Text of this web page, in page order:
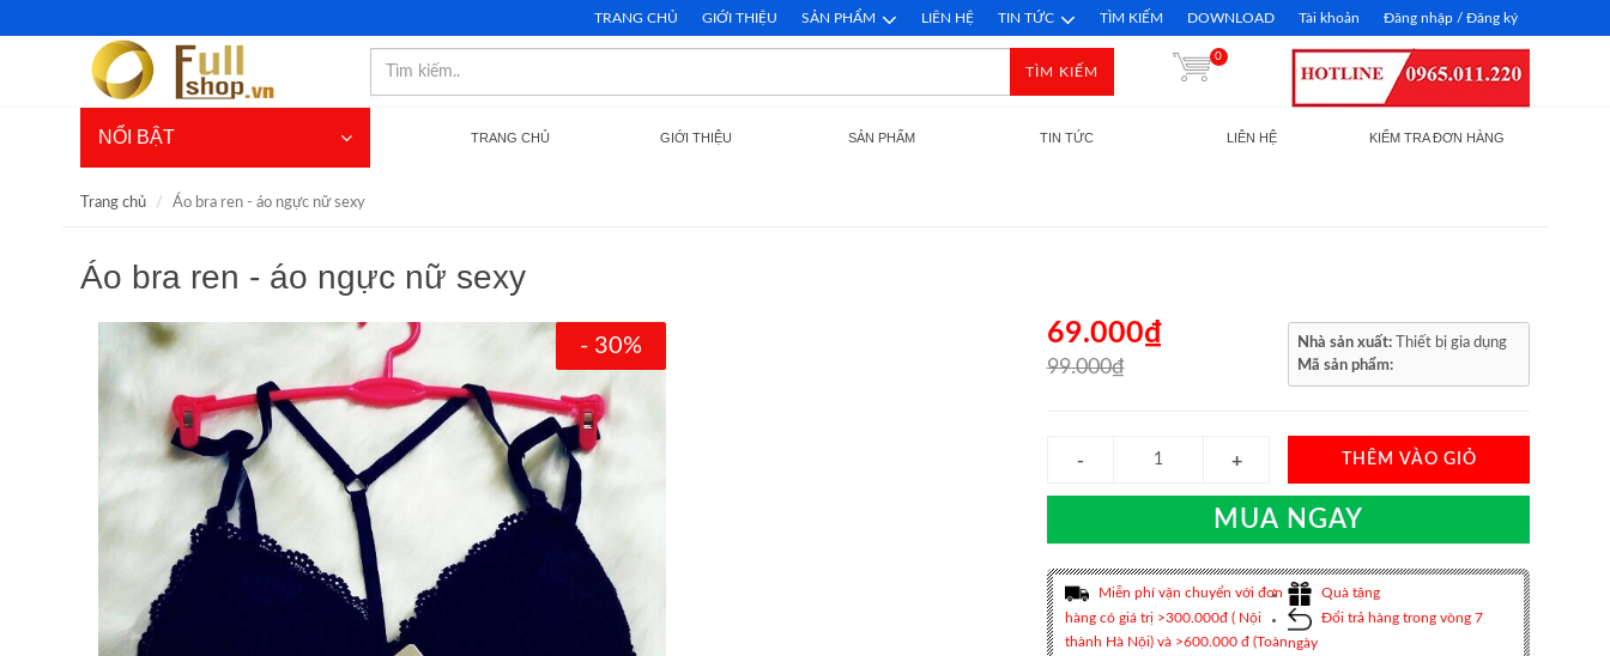
TRANG CHỦ GIỚI THIỆU SẢN PHẨM LIÊN HỆ TIN TỨC TÌM KIẾM DOWNLOAD Tài khoản Đăng nhập / Đăng ký
TÌM KIẾM
0
NỔI BẬT TRANG CHỦ GIỚI THIỆU SẢN PHẨM TIN TỨC LIÊN HỆ KIỂM TRA ĐƠN HÀNG
Trang chủ Áo bra ren - áo ngực nữ sexy
Áo bra ren - áo ngực nữ sexy
- 30% 69.000₫
99.000₫
Nhà sản xuất:
Thiết bị gia dụng
Mã sản phẩm:
THÊM VÀO GIỎ
MUA NGAY
Miễn phí vận chuyển với đơn
hàng có giá trị >300.000đ ( Nội
thành Hà Nội) và >600.000 đ (Toàn
Quà tặng
Đổi trả hàng trong vòng 7
ngày